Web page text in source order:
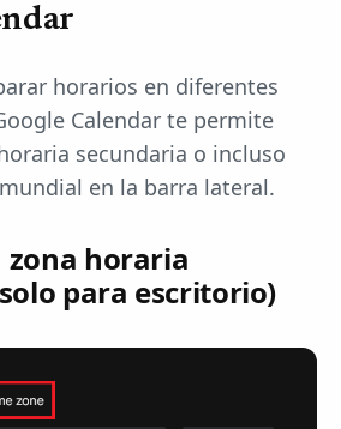
horarios en diferentes
Calendar te permite
secundaria o incluso
en la barra lateral.
horaria
para escritorio)